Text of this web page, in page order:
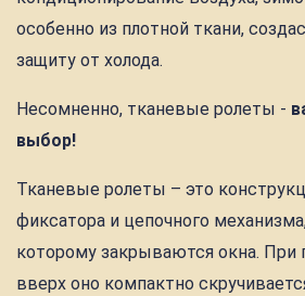
особенно из плотной ткани,
защиту от холода.
Несомненно, тканевые ролеты -
выбор!
Тканевые ролеты – это
фиксатора и цепочного
которому закрываются окна. При
вверх оно компактно